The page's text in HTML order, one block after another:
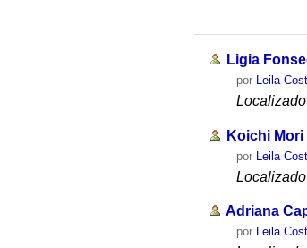
Ligia
por Leila
Koichi Mori
por Leila
Adriana
por Leila